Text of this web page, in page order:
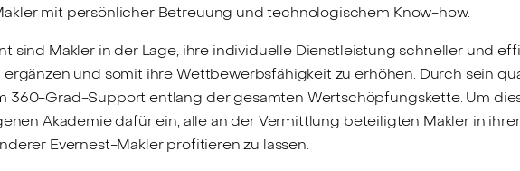
mit persönlicher Betreuung und technologischem Know-how.
sind Makler in der Lage, ihre individuelle Dienstleistung schneller und
ergänzen und somit ihre Wettbewerbsfähigkeit zu erhöhen. Durch sein
360-Grad-Support entlang der gesamten Wertschöpfungskette. Um
Akademie dafür ein, alle an der Vermittlung beteiligten Makler in
Evernest-Makler profitieren zu lassen.